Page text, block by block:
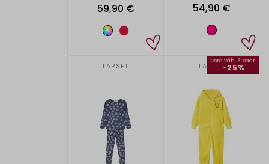
59,90 €
54,90 €
LAPSET LAPSET
Osta väh. 3, saat
-25%